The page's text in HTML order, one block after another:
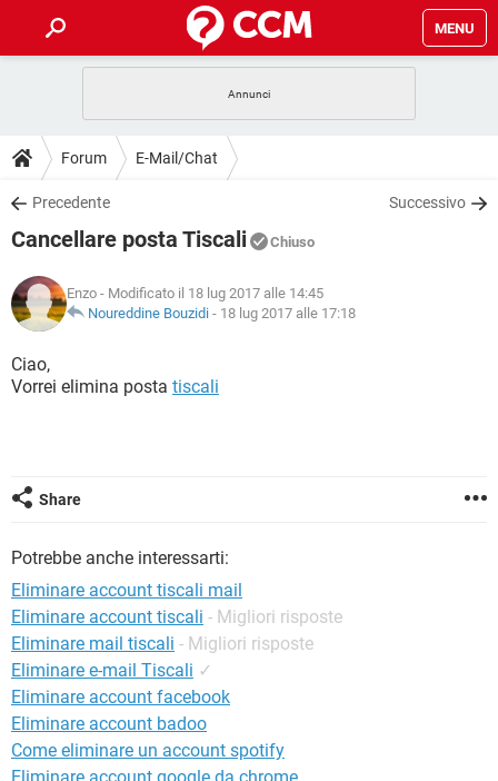
MENU
INTRATTENIMENTO
iOS
INSTAGRAM WHATSAPP
TIKTOK
HARDWARE
GUIDE
COVID-19
INSTAGRAM WHATSAPP
TIKTOK
HARDWARE
DOWNLOAD
COVID-19 GAMING
INTRATTENIMENTO
iOS WINDOWS 10
INSTAGRAM
TIKTOK
COVID-19 GAMING
INTRATTENIMENTO
iOS
HARDWARE
GLOSSARIO
COVID-19
INTRATTENIMENTO
TIKTOK
Forum E-Mail/Chat
Precedente Successivo
Cancellare posta Tiscali Chiuso
Enzo - Modificato il 18 lug 2017 alle 14:45
Noureddine Bouzidi - 18 lug 2017 alle 17:18
Ciao,
Vorrei elimina posta tiscali
Share
Potrebbe anche interessarti:
Eliminare account tiscali mail
Eliminare account tiscali - Migliori risposte
Eliminare mail tiscali - Migliori risposte
Eliminare e-mail Tiscali ✓
Eliminare account facebook
Eliminare account badoo
Come eliminare un account spotify